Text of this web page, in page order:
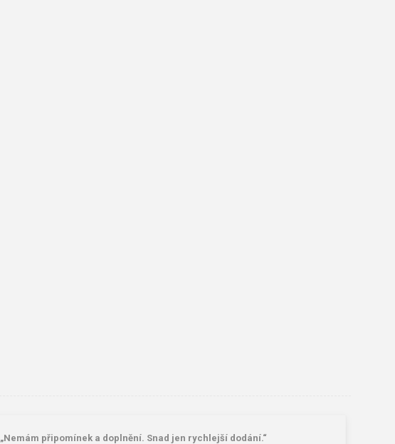
„Nemám připomínek a doplnění. Snad jen rychlejší dodání.“